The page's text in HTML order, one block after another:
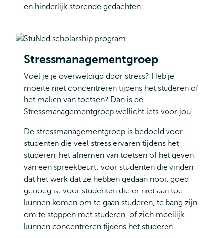
en hinderlijk storende gedachten.
Stressmanagementgroep
Voel je je overweldigd door stress? Heb je
moeite met concentreren tijdens het studeren of
het maken van toetsen? Dan is de
Stressmanagementgroep wellicht iets voor jou!
De stressmanagementgroep is bedoeld voor
studenten die veel stress ervaren tijdens het
studeren, het afnemen van toetsen of het geven
van een spreekbeurt; voor studenten die vinden
dat het werk dat ze hebben gedaan nooit goed
genoeg is; voor studenten die er niet aan toe
kunnen komen om te gaan studeren, te bang zijn
om te stoppen met studeren, of zich moeilijk
kunnen concentreren tijdens het studeren.